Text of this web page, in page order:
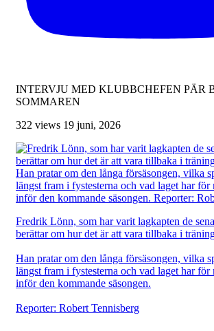
INTERVJU MED KLUBBCHEFEN PÄR
SOMMAREN
322 views 19 juni, 2026
Fredrik Lönn, som har varit lagkapten de
berättar om hur det är att vara tillbaka i
Han pratar om den långa försäsongen, vilka
längst fram i fystesterna och vad laget har för
inför den kommande säsongen.
Reporter: Robert Tennisberg